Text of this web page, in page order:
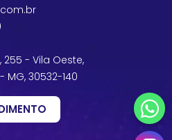
255 - Vila Oeste,
MG, 30532-140